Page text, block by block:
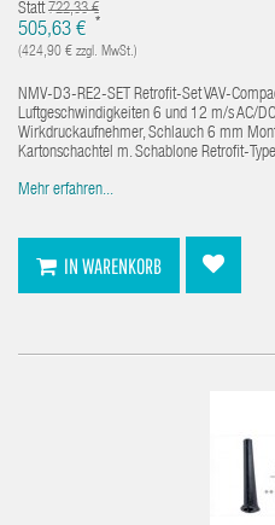
Statt722,33 €
505,63 € *
(424,90 € zzgl. MwSt.)
NMV-D3-RE2-SET Retrofit-Set VAV-
Luftgeschwindigkeiten 6 und 12 m/s AC/
Wirkdruckaufnehmer, Schlauch 6 mm
Kartonschachtel m. Schablone Retrofit-
Mehr erfahren...
IN WARENKORB